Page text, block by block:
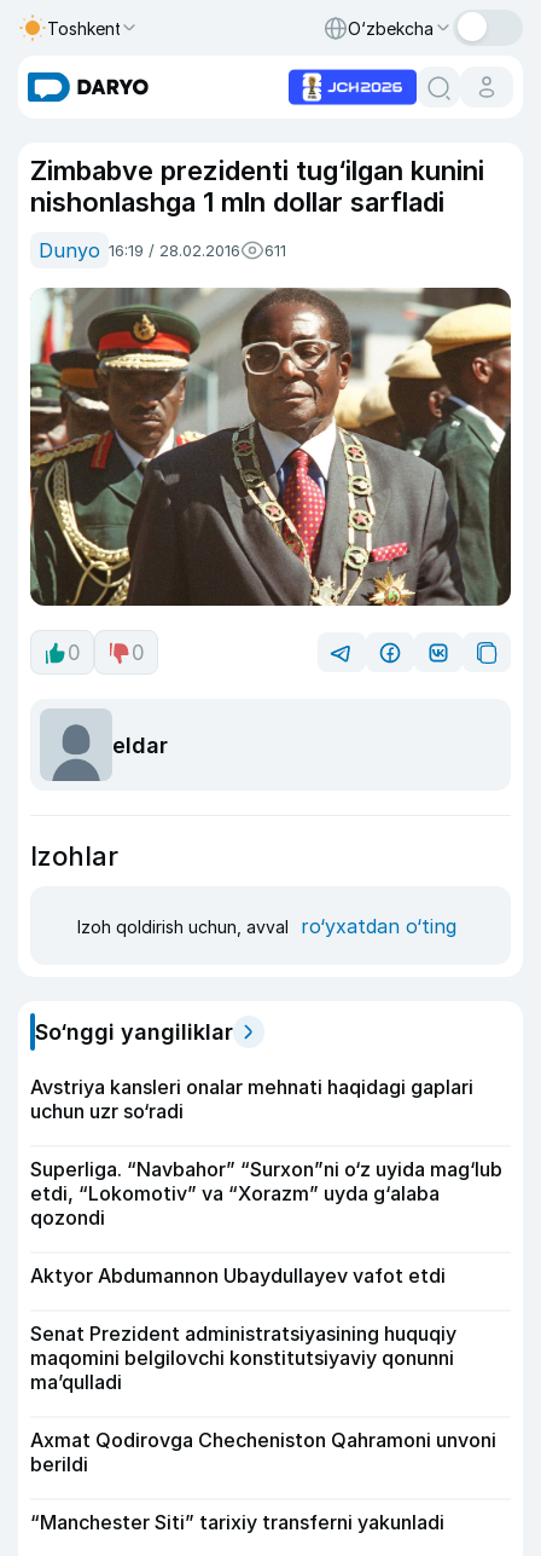
Toshkent O‘zbekcha
Zimbabve prezidenti tug‘ilgan kunini
nishonlashga 1 mln dollar sarfladi
Dunyo 16:19 / 28.02.2016 611
0 0
eldar
Izohlar
Izoh qoldirish uchun, avval ro‘yxatdan o‘ting
So‘nggi yangiliklar
Avstriya kansleri onalar mehnati haqidagi gaplari
uchun uzr so‘radi
Superliga. “Navbahor” “Surxon”ni o‘z uyida mag‘lub
etdi, “Lokomotiv” va “Xorazm” uyda g‘alaba
qozondi
Aktyor Abdu­mannon Ubaydullayev vafot etdi
Senat Prezident administratsiyasining huquqiy
maqomini belgilovchi konstitutsiyaviy qonunni
ma’qulladi
Axmat Qodirovga Checheniston Qahramoni unvoni
berildi
“Manchester Siti” tarixiy transferni yakunladi